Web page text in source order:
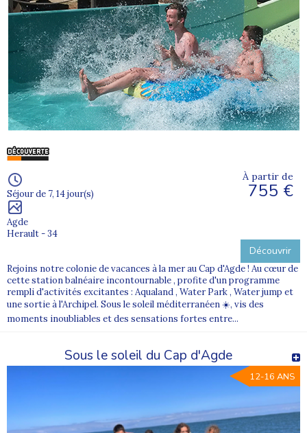
Séjour de 7, 14 jour(s)
Agde
Herault - 34
À partir de
755 €
Découvrir
Rejoins notre colonie de vacances à la mer au Cap d'Agde ! Au cœur de
cette station balnéaire incontournable , profite d'un programme
rempli d'activités excitantes : Aqualand , Water Park , Water jump et
une sortie à l'Archipel. Sous le soleil méditerranéen ☀️, vis des
moments inoubliables et des sensations fortes entre...
Sous le soleil du Cap d'Agde
12-16 ANS